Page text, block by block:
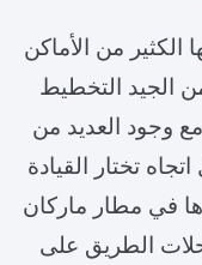
من الأماكن
من الجيد التخطيط
وجود العديد من
تختار القيادة
في مطار ماركان
الطريق على